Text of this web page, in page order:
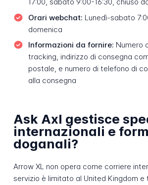
Orari webchat: Lunedì-sabato
domenica
Informazioni da fornire: Numero
tracking, indirizzo di consegna
postale, e numero di telefono di
alla consegna
Ask Axl gestisce
internazionali e
doganali?
Arrow XL non opera come corriere
servizio è limitato al United Kingdom